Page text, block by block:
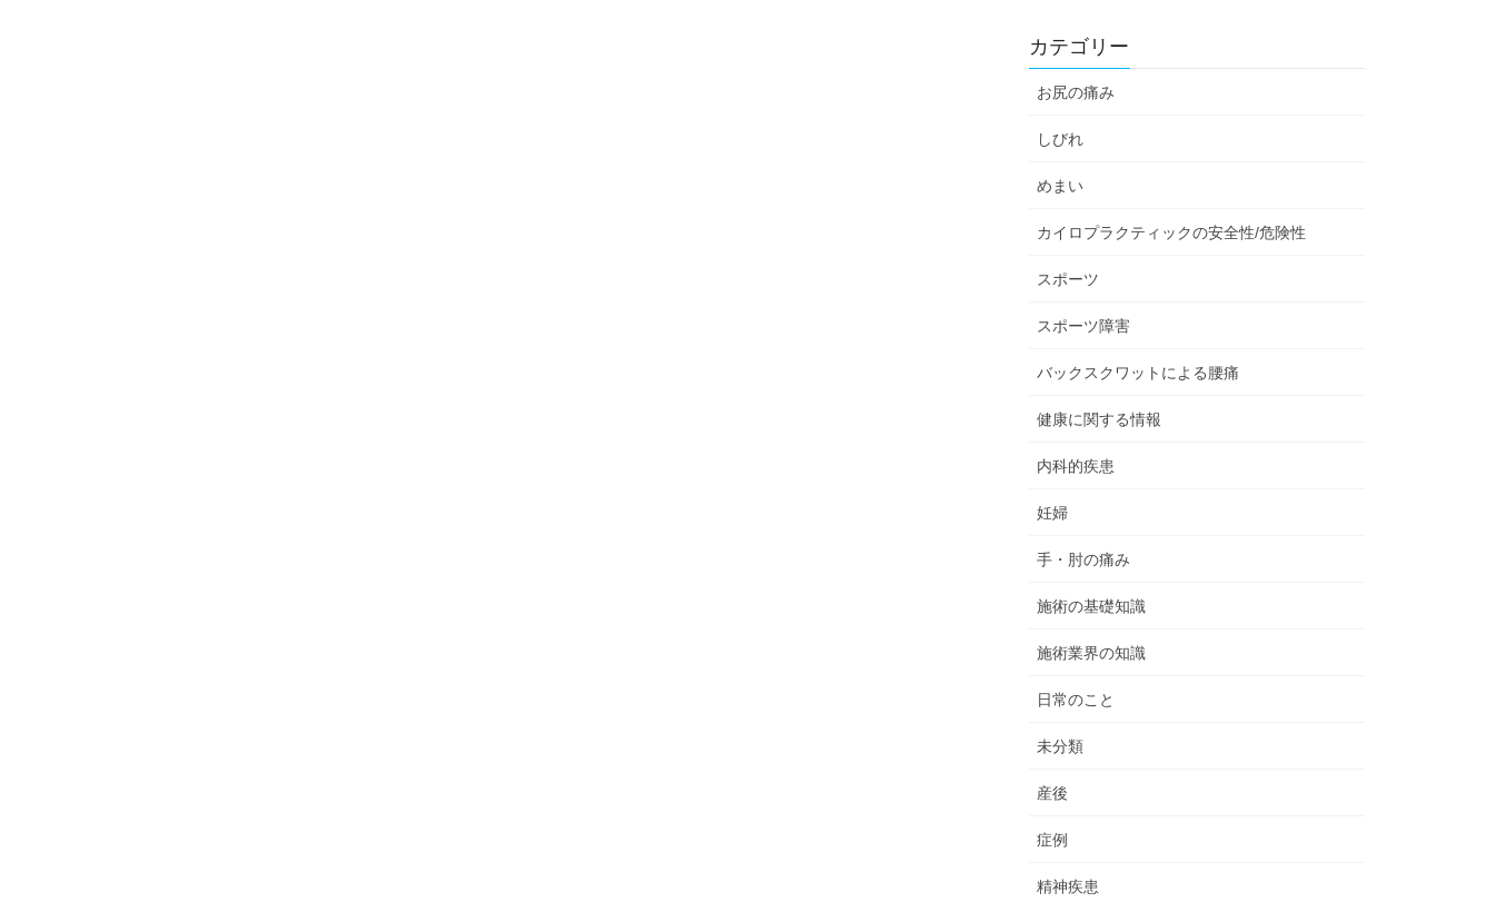
カテゴリー
お尻の痛み
しびれ
めまい
カイロプラクティックの安全性/危険性
スポーツ
スポーツ障害
バックスクワットによる腰痛
健康に関する情報
内科的疾患
妊婦
手・肘の痛み
施術の基礎知識
施術業界の知識
日常のこと
未分類
産後
症例
精神疾患